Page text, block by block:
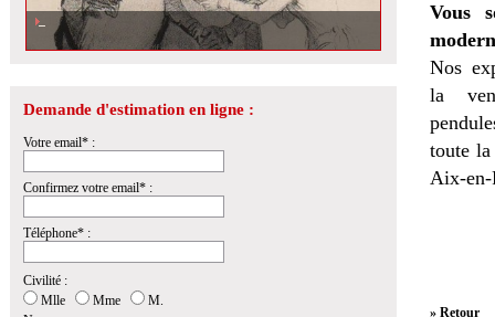
Demande d'estimation en ligne :
Votre email* :
Confirmez votre email* :
Téléphone* :
Civilité :
Mlle
Mme
M.
Vous
Nos
la
toute
Aix-en-
» Retour